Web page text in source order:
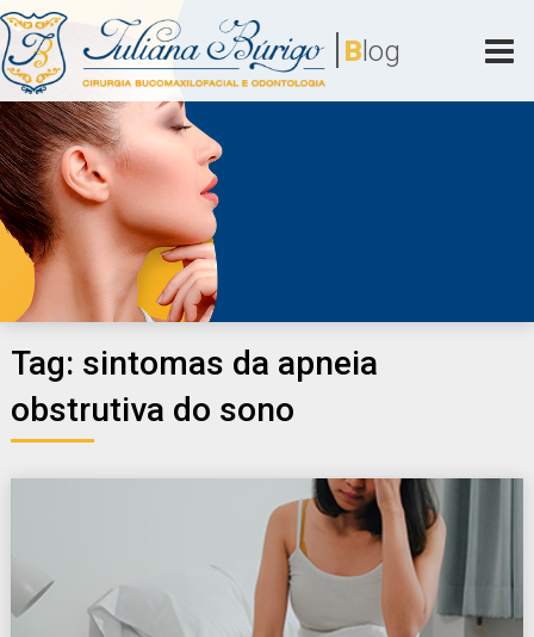
Skip
to
content
| Blog
Juliana Búrigo
Cirurgia Bucomaxilofacial e Odontologia
Tag: sintomas da apneia
obstrutiva do sono